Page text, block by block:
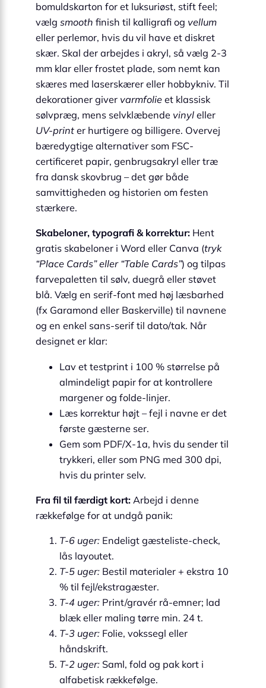
bomuldskarton for et luksuriøst, stift feel;
vælg smooth finish til kalligrafi og vellum
eller perlemor, hvis du vil have et diskret
skær. Skal der arbejdes i akryl, så vælg 2-3
mm klar eller frostet plade, som nemt kan
skæres med laserskærer eller hobbykniv. Til
dekorationer giver varmfolie et klassisk
sølvpræg, mens selvklæbende vinyl eller
UV-print er hurtigere og billigere. Overvej
bæredygtige alternativer som FSC-
certificeret papir, genbrugsakryl eller træ
fra dansk skovbrug – det gør både
samvittigheden og historien om festen
stærkere.
Skabeloner, typografi & korrektur: Hent
gratis skabeloner i Word eller Canva (tryk
“Place Cards” eller “Table Cards”) og tilpas
farvepaletten til sølv, duegrå eller støvet
blå. Vælg en serif-font med høj læsbarhed
(fx Garamond eller Baskerville) til navnene
og en enkel sans-serif til dato/tak. Når
designet er klar:
Lav et testprint i 100 % størrelse på
almindeligt papir for at kontrollere
margener og folde-linjer.
Læs korrektur højt – fejl i navne er det
første gæsterne ser.
Gem som PDF/X-1a, hvis du sender til
trykkeri, eller som PNG med 300 dpi,
hvis du printer selv.
Fra fil til færdigt kort: Arbejd i denne
rækkefølge for at undgå panik:
T-6 uger: Endeligt gæsteliste-check,
lås layoutet.
T-5 uger: Bestil materialer + ekstra 10
% til fejl/ekstragæster.
T-4 uger: Print/gravér rå-emner; lad
blæk eller maling tørre min. 24 t.
T-3 uger: Folie, vokssegl eller
håndskrift.
T-2 uger: Saml, fold og pak kort i
alfabetisk rækkefølge.